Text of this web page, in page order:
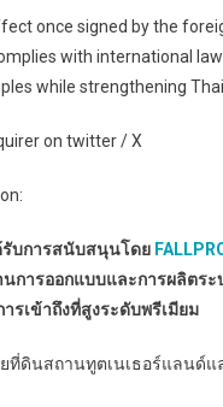
once signed by the
with international
while strengthening
on twitter / X
บการสนับสนุนโดย
นการออกแบบและการผลิตร
รเข้าถึงที่สูงระดับพรีเมียม
ที่ดินสถานทูตเนเธอร์แลนด์แ